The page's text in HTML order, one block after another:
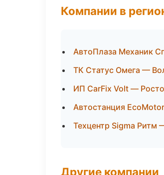
Компании в
АвтоПлаза Механик
ТК Статус Омега —
ИП CarFix Volt —
Автостанция
Техцентр Sigma
Другие компании